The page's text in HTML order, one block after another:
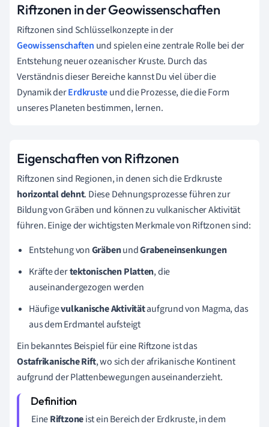
Riftzonen in der Geowissenschaften
Riftzonen sind Schlüsselkonzepte in der
Geowissenschaften und spielen eine zentrale Rolle bei der
Entstehung neuer ozeanischer Kruste. Durch das
Verständnis dieser Bereiche kannst Du viel über die
Dynamik derErdkrusteund die Prozesse, die die Form
unseres Planeten bestimmen, lernen.
Eigenschaften von Riftzonen
Riftzonen sind Regionen, in denen sich die Erdkruste
horizontal dehnt. Diese Dehnungsprozesse führen zur
Bildung von Gräben und können zu vulkanischer Aktivität
führen. Einige der wichtigsten Merkmale von Riftzonen sind:
Entstehung vonGräbenundGrabeneinsenkungen
Kräfte dertektonischen Platten, die
auseinandergezogen werden
Häufigevulkanische Aktivitätaufgrund von Magma, das
aus dem Erdmantel aufsteigt
Ein bekanntes Beispiel für eine Riftzone ist das
Ostafrikanische Rift, wo sich der afrikanische Kontinent
aufgrund der Plattenbewegungen auseinanderzieht.
EineRiftzoneist ein Bereich der Erdkruste, in dem